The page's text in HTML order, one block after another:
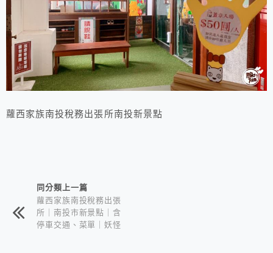
蘿西家族南投稅務出張所南投新景點
相連文章同分類上一篇
蘿西家族南投稅務出張
所｜南投市新景點｜含
停車交通、菜單｜妖怪